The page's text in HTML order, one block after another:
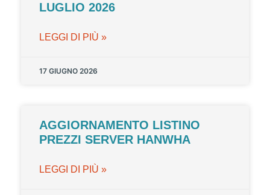
LUGLIO 2026
LEGGI DI PIÙ »
17 GIUGNO 2026
AGGIORNAMENTO LISTINO
PREZZI SERVER HANWHA
LEGGI DI PIÙ »